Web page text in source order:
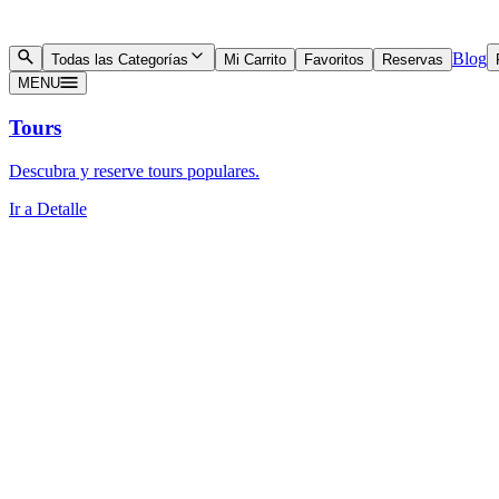
Todas las Categorías Mi Carrito Favoritos Reservas Blog
MENU
Tours
Descubra y reserve tours populares.
Ir a Detalle